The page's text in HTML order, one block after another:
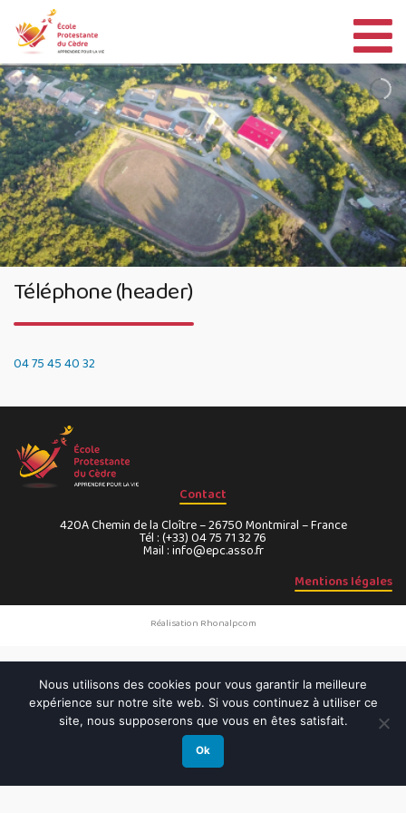
au
contenu
Téléphone (header)
04 75 45 40 32
Contact
420A Chemin de la Cloître – 26750 Montmiral – France
Tél : (+33) 04 75 71 32 76
Mail : info@epc.asso.fr
Mentions légales
Réalisation Rhonalpcom
Nous utilisons des cookies pour vous garantir la meilleure
expérience sur notre site web. Si vous continuez à utiliser ce
site, nous supposerons que vous en êtes satisfait.
Ok